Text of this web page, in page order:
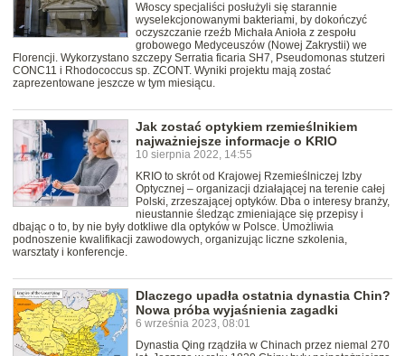
Włoscy specjaliści posłużyli się starannie
wyselekcjonowanymi bakteriami, by dokończyć
oczyszczanie rzeźb Michała Anioła z zespołu
grobowego Medyceuszów (Nowej Zakrystii) we
Florencji. Wykorzystano szczepy Serratia ficaria SH7, Pseudomonas stutzeri
CONC11 i Rhodococcus sp. ZCONT. Wyniki projektu mają zostać
zaprezentowane jeszcze w tym miesiącu.
Jak zostać optykiem rzemieślnikiem
najważniejsze informacje o KRIO
10 sierpnia 2022, 14:55
KRIO to skrót od Krajowej Rzemieślniczej Izby
Optycznej – organizacji działającej na terenie całej
Polski, zrzeszającej optyków. Dba o interesy branży,
nieustannie śledząc zmieniające się przepisy i
dbając o to, by nie były dotkliwe dla optyków w Polsce. Umożliwia
podnoszenie kwalifikacji zawodowych, organizując liczne szkolenia,
warsztaty i konferencje.
Dlaczego upadła ostatnia dynastia Chin?
Nowa próba wyjaśnienia zagadki
6 września 2023, 08:01
Dynastia Qing rządziła w Chinach przez niemal 270